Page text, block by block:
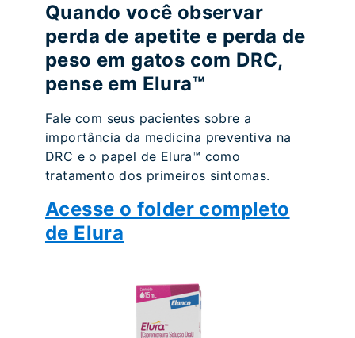
Quando você observar
perda de apetite e perda de
peso em gatos com DRC,
pense em Elura™
Fale com seus pacientes sobre a
importância da medicina preventiva na
DRC e o papel de Elura™ como
tratamento dos primeiros sintomas.
Acesse o folder completo
de Elura